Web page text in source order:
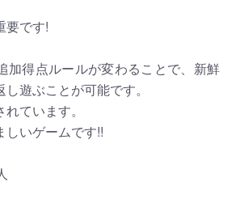
要です!
加得点ルールが変わることで、新鮮
遊ぶことが可能です。
ています。
しいゲームです!!